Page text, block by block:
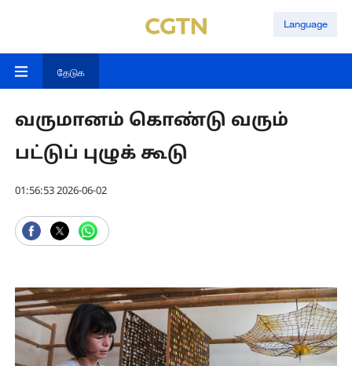
Language
தேடுக
வருமானம் கொண்டு வரும்
பட்டுப் புழுக் கூடு
01:56:53 2026-06-02